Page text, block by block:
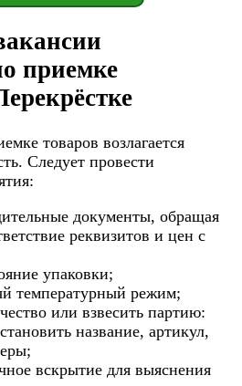
приемке
товаров возлагается
Следует провести
документы, обращая
реквизитов и цен с
упаковки;
температурный режим;
или взвесить партию:
название, артикул,
вскрытие для выяснения